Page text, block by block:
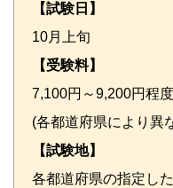
【試験日】
10月上旬
【受験料】
7,100円～9,200円程度
(各都道府県により異
【試験地】
各都道府県の指定し